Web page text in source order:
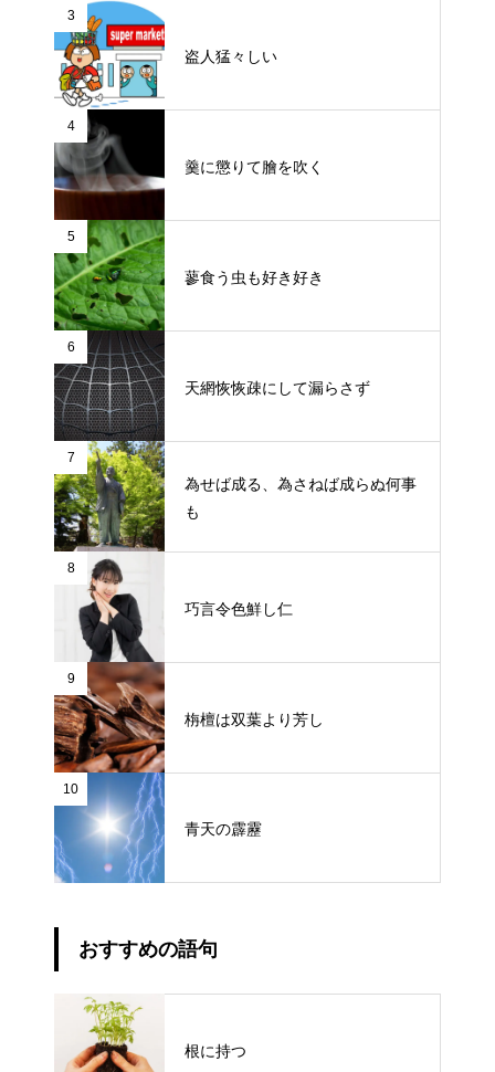
3
盗人猛々しい
4
羹に懲りて膾を吹く
5
蓼食う虫も好き好き
6
天網恢恢疎にして漏らさず
7
為せば成る、為さねば成らぬ何事
も
8
巧言令色鮮し仁
9
栴檀は双葉より芳し
10
青天の霹靂
おすすめの語句
根に持つ